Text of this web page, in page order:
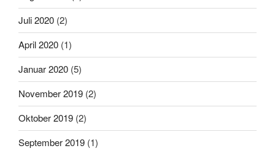
Juli 2020 (2)
April 2020 (1)
Januar 2020 (5)
November 2019 (2)
Oktober 2019 (2)
September 2019 (1)